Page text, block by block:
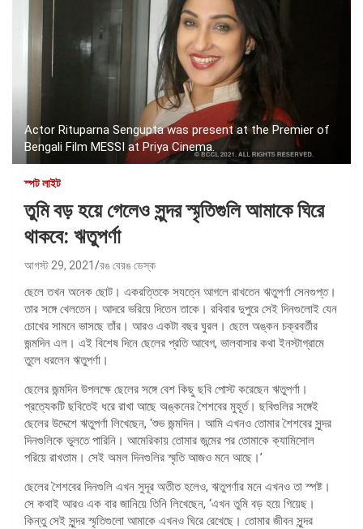
Actor Rituparna Sengupta was present at the Premier of
Bengali Film MESSI at Priya Cinema.
স্পট লাইট
তুমি বড় হয়ে গেলেও সুন্দর স্মৃতিগুলি আমাকে ঘিরে
থাকবে: ঋতুপর্ণা
আগস্ট 29, 2021 রঙ বেরঙ ডেস্ক
ছেলে তখন অনেক ছোট। একরত্তিকে সযত্নে আগলে রাখতেন ঋতুপর্ণা সেনগুপ্ত।
তার সঙ্গে খেলতেন। আদরে ভরিয়ে দিতেন তাকে। রবিবার দুপুরে সেই দিনগুলোই যেন
চোখের সামনে ভাসছে তাঁর। আরও একটা বছর ঘুরল। ছেলে অঙ্কন চক্রবর্তীর
জন্মদিন এল। এই বিশেষ দিনে ছেলের প্রতি আবেগ, ভালবাসার কথা ইনস্টাগ্রামে
তুলে ধরলেন ঋতুপর্ণা।
ছেলের জন্মদিন উপলক্ষে ছেলের সঙ্গে বেশ কিছু ছবি পোস্ট করেছেন ঋতুপর্ণা।
প্রত্যেকটি ছবিতেই ধরে রাখা আছে অঙ্কনের শৈশবের মুহূর্ত। ছবিগুলির সঙ্গেই
ছেলের উদ্দেশে ঋতুপর্ণা লিখেছেন, ‘শুভ জন্মদিন। আমি এখনও তোমার শৈশবের সুন্দর
দিনগুলিকে ভুলতে পারিনি। আমেরিকায় তোমার জন্মের পর তোমাকে ক্যামিসোল
পরিয়ে রাখতাম। সেই অমল দিনগুলির স্মৃতি আজও মনে আছে।’
ছেলের শৈশবের দিনগুলি এখন সুদূর অতীত হলেও, ঋতুপর্ণার মনে এখনও তা স্পষ্ট।
সে কথাই আরও এক বার জানিয়ে তিনি লিখেছেন, ‘এখন তুমি বড় হয়ে গিয়েছ।
কিন্তু সেই সুন্দর স্মৃতিগুলো আমাকে এখনও ঘিরে রেখেছে। তোমার জীবন সুন্দর